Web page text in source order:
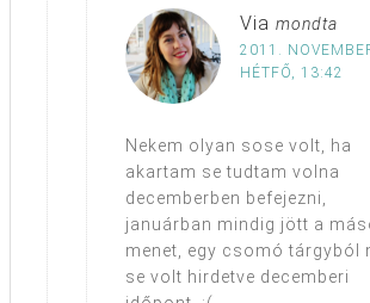
Via mondta
2011.
HÉTFŐ, 13:42
Nekem olyan sose volt, ha
akartam se tudtam volna
decemberben befejezni,
januárban mindig jött a
menet, egy csomó tárgyból
se volt hirdetve decemberi